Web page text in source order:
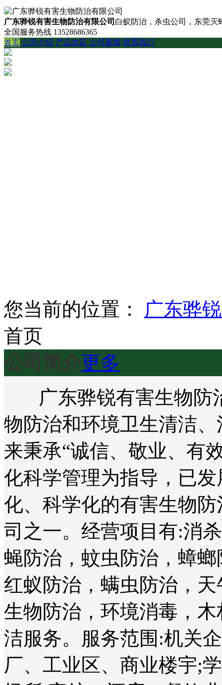
广东骅锐有害生物防治有限公司 白蚁防治，杀虫公司，东莞灭
全国服务热线 13528686365
首页 公司介绍 产品供应 公司新闻 联系我们
您当前的位置：
广东骅
首页
公司简介更多
广东骅锐有害生物防
物防治和环境卫生清洁
来秉承“诚信、敬业、有
化科学管理为指导，已
化、科学化的有害生物
司之一。经营项目有:消
蝇防治，蚊虫防治，蟑
红蚁防治，螨虫防治，
生物防治，环境消毒，
洁服务。服务范围:机关
厂、工业区、商业楼宇;